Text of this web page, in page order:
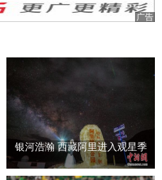
广告
银河浩瀚 西藏阿里进入观星季